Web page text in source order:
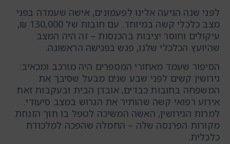
לפני שנה הגיעה אלינו לפעמונים, אישה שעמדה בפני
מצב כלכלי קשה במיוחד. עם חובות של 130,000 ₪,
עיקולים וחוסר יציבות בהכנסות – זה היה המצב
שהיועץ הכלכלי שלנו, פגש בפגישה הראשונה.
הסיפור שעמד מאחורי המספרים היה מורכב ומכאיב:
גירושין קשים לפני שבע שנים מבעל שסיבך את
המשפחה בחובות כבדים, אובדן הבית ובעקבות זאת
אירוע רפואי קשה שהותיר את הגרוש במצב סיעודי.
למרות הגירושין, האשה המשיכה לטפל בו תוך הזנחת
מקורות הפרנסה שלה – החמלה שהפכה למלכודת
כלכלית.